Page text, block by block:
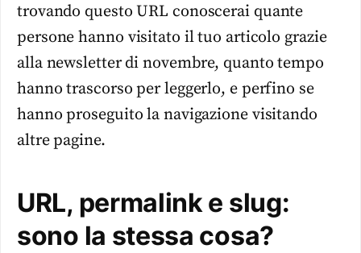
trovando questo URL conoscerai quante
persone hanno visitato il tuo articolo grazie
alla newsletter di novembre, quanto tempo
hanno trascorso per leggerlo, e perfino se
hanno proseguito la navigazione visitando
altre pagine.
URL, permalink e slug:
sono la stessa cosa?